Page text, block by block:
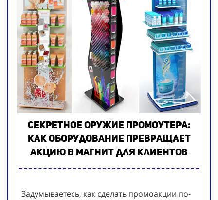
Секретное оружие промоутера:
как оборудование превращает
акцию в магнит для клиентов
Задумываетесь, как сделать промоакции по-